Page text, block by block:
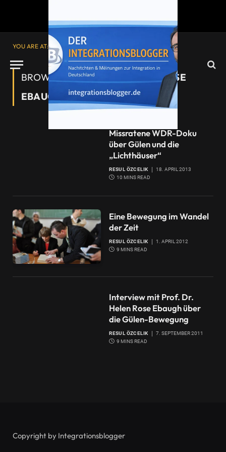
YOU ARE AT: Startseite»
BROWSING:PROF. DR. HELEN ROSE
EBAUGH
Missratene WDR-Doku
über Gülen und die
„Lichthäuser“
RESUL ÖZCELIK
18. APRIL 2013
10 MINS READ
Eine Bewegung im Wandel
der Zeit
RESUL ÖZCELIK
1. APRIL 2012
9 MINS READ
Interview mit Prof. Dr.
Helen Rose Ebaugh über
die Gülen-Bewegung
RESUL ÖZCELIK
7. SEPTEMBER 2011
9 MINS READ
Copyright by Integrationsblogger